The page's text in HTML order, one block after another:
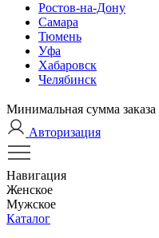
Ростов-на-Дону
Самара
Тюмень
Уфа
Хабаровск
Челябинск
Минимальная сумма заказа
Авторизация
Навигация
Женское
Мужское
Каталог